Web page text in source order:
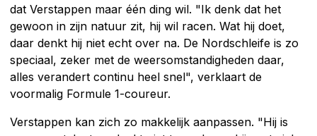
dat Verstappen maar één ding wil. "Ik denk dat het
gewoon in zijn natuur zit, hij wil racen. Wat hij doet,
daar denkt hij niet echt over na. De Nordschleife is zo
speciaal, zeker met de weersomstandigheden daar,
alles verandert continu heel snel", verklaart de
voormalig Formule 1-coureur.
Verstappen kan zich zo makkelijk aanpassen. "Hij is